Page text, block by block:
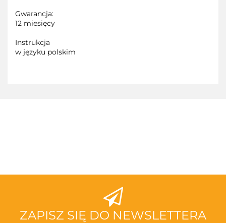
Gwarancja:
12 miesięcy
Instrukcja
w języku polskim
ABAKUS
ZAPISZ SIĘ DO NEWSLETTERA